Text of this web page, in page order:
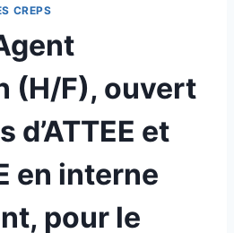
CREPS
(H/F), ouvert
d’ATTEE et
en interne
pour le